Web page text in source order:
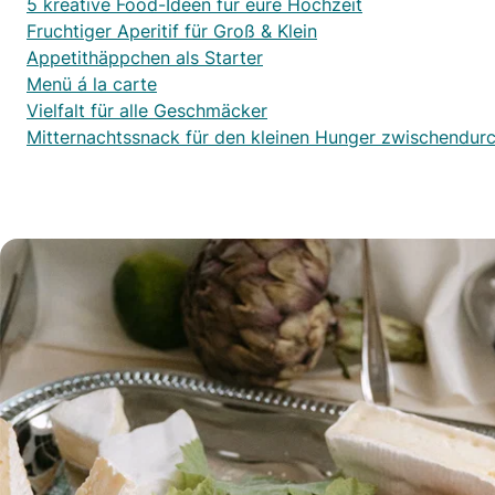
Fruchtiger Aperitif für Groß & Klein
Appetithäppchen als Starter
Menü á la carte
Vielfalt für alle Geschmäcker
Mitternachtssnack für den kleinen Hunger